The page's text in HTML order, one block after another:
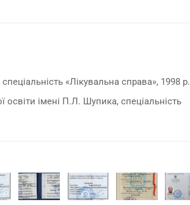
«Лікувальна справа», 1998 р.
імені П.Л. Шупика, спеціальність